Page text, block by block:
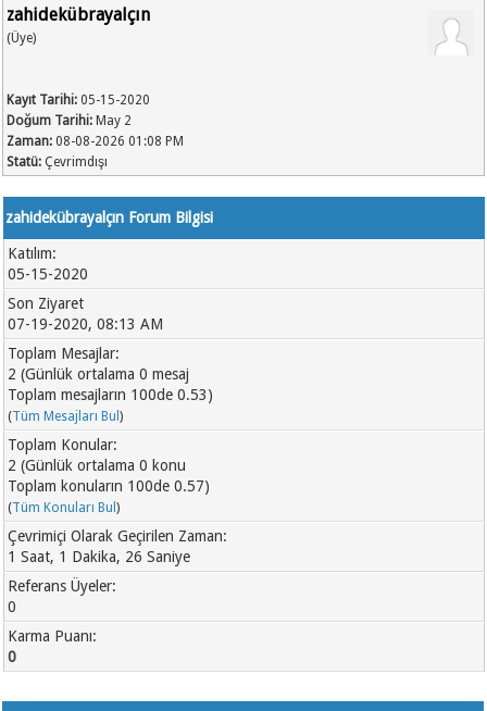
zahidekübrayalçın
(Üye)
Kayıt Tarihi: 05-15-2020
Doğum Tarihi: May 2
Zaman: 08-08-2026 01:08 PM
Statü: Çevrimdışı
zahidekübrayalçın Forum Bilgisi
Katılım:
05-15-2020
Son Ziyaret
07-19-2020, 08:13 AM
Toplam Mesajlar:
2 (Günlük ortalama 0 mesaj
Toplam mesajların 100de 0.53)
(Tüm Mesajları Bul)
Toplam Konular:
2 (Günlük ortalama 0 konu
Toplam konuların 100de 0.57)
(Tüm Konuları Bul)
Çevrimiçi Olarak Geçirilen Zaman:
1 Saat, 1 Dakika, 26 Saniye
Referans Üyeler:
0
Karma Puanı:
0